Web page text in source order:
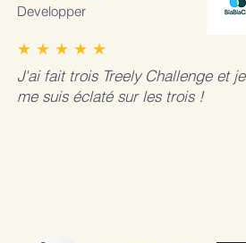
J'ai fait trois Treely Challenge et je
me suis éclaté sur les trois !
★ ★ ★ ★ ★
Developper